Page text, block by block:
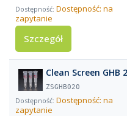
Dostępność: na
zapytanie
Szczegół
Clean Screen GHB
ZSGHB020
Dostępność: na
zapytanie